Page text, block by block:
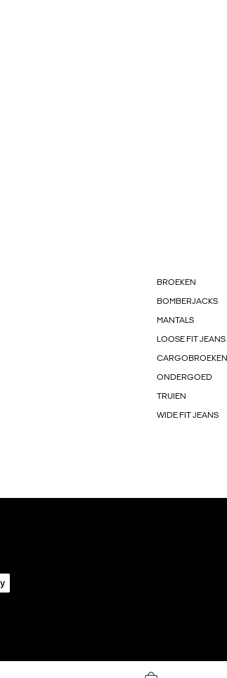
BROEKEN
BOMBERJACKS
MANTALS
LOOSE FIT JEANS
CARGOBROEKEN
ONDERGOED
TRUIEN
WIDE FIT JEANS